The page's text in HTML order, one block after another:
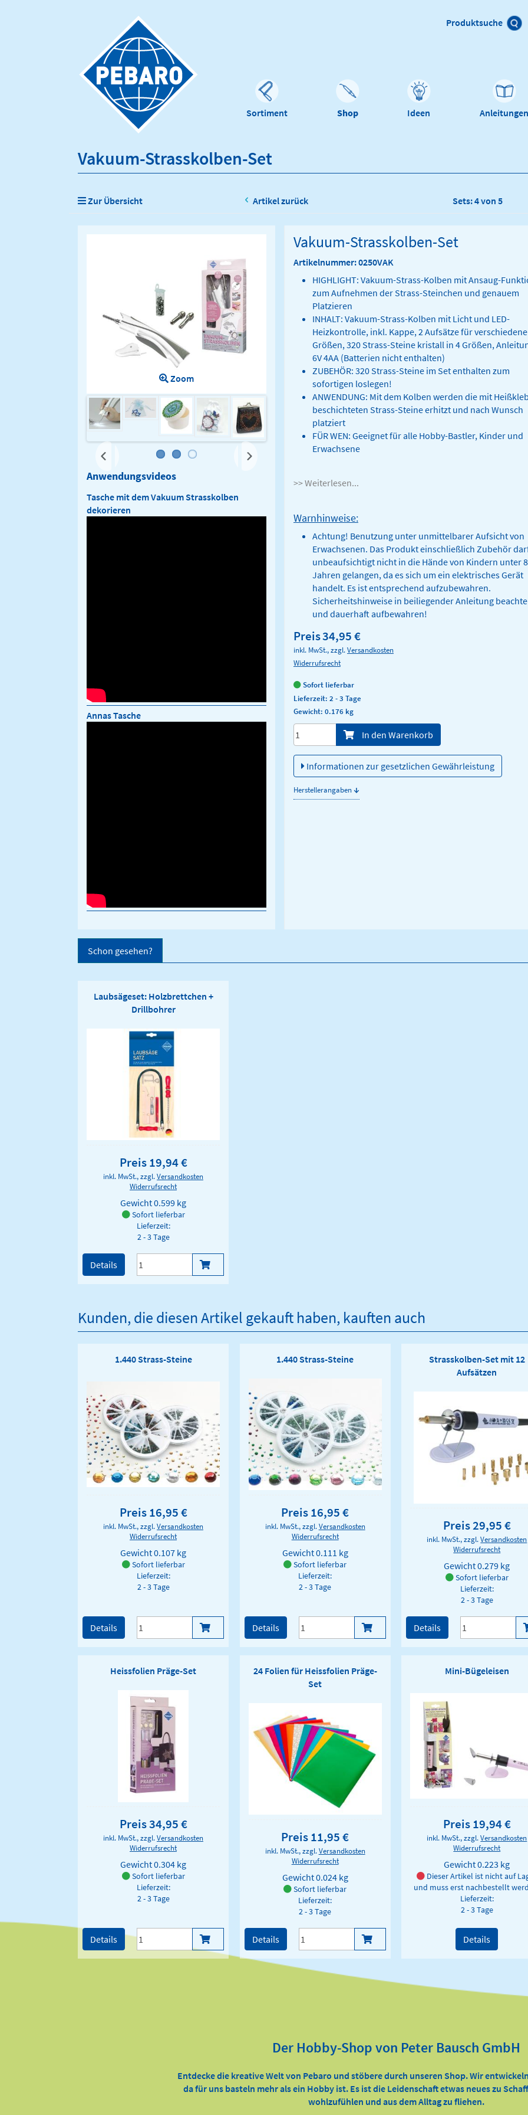
Produktsuche
Sortiment Shop Ideen
Vakuum-Strasskolben-Set
Zur Übersicht Artikel zurück Sets: 4 von 5
Zoom
Next
Anwendungsvideos
Tasche mit dem Vakuum Strasskolben
dekorieren
Annas Tasche
Vakuum-Strasskolben-Set
Artikelnummer: 0250VAK
HIGHLIGHT: Vakuum-Strass-Kolben mit Ansaug-
zum Aufnehmen der Strass-Steinchen und genauem
Platzieren
INHALT: Vakuum-Strass-Kolben mit Licht und LED-
Heizkontrolle, inkl. Kappe, 2 Aufsätze für verschiedene
Größen, 320 Strass-Steine kristall in 4 Größen,
6V 4AA (Batterien nicht enthalten)
ZUBEHÖR: 320 Strass-Steine im Set enthalten zum
sofortigen loslegen!
ANWENDUNG: Mit dem Kolben werden die mit
beschichteten Strass-Steine erhitzt und nach Wunsch
platziert
FÜR WEN: Geeignet für alle Hobby-Bastler, Kinder und
Erwachsene
>> Weiterlesen...
Warnhinweise:
Achtung! Benutzung unter unmittelbarer Aufsicht von
Erwachsenen. Das Produkt einschließlich Zubehör
unbeaufsichtigt nicht in die Hände von Kindern unter 8
Jahren gelangen, da es sich um ein elektrisches Gerät
handelt. Es ist entsprechend aufzubewahren.
Sicherheitshinweise in beiliegender Anleitung
und dauerhaft aufbewahren!
Preis34,95 €
inkl. MwSt., zzgl.Versandkosten
Widerrufsrecht
Sofort lieferbar
Lieferzeit: 2 - 3 Tage
Gewicht: 0.176 kg
Menge/Pieces In den Warenkorb
Informationen zur gesetzlichen Gewährleistung
Herstellerangaben↓
Schon gesehen?
Laubsägeset: Holzbrettchen +
Drillbohrer
Preis 19,94 €
inkl. MwSt., zzgl.Versandkosten
Widerrufsrecht
Gewicht0.599 kg
Sofort lieferbar
Lieferzeit:
2 - 3 Tage
Details
Kunden, die diesen Artikel gekauft haben, kauften auch
1.440 Strass-Steine
Preis 16,95 €
inkl. MwSt., zzgl.Versandkosten
Widerrufsrecht
Gewicht0.107 kg
Sofort lieferbar
Lieferzeit:
2 - 3 Tage
Details
1.440 Strass-Steine
Preis 16,95 €
inkl. MwSt., zzgl.Versandkosten
Widerrufsrecht
Gewicht0.111 kg
Sofort lieferbar
Lieferzeit:
2 - 3 Tage
Details
Strasskolben-Set mit 12
Aufsätzen
Preis 29,95 €
inkl. MwSt., zzgl.Versandkosten
Widerrufsrecht
Gewicht0.279 kg
Sofort lieferbar
Lieferzeit:
2 - 3 Tage
Details
Heissfolien Präge-Set
Preis 34,95 €
inkl. MwSt., zzgl.Versandkosten
Widerrufsrecht
Gewicht0.304 kg
Sofort lieferbar
Lieferzeit:
2 - 3 Tage
Details
24 Folien für Heissfolien Präge-
Set
Preis 11,95 €
inkl. MwSt., zzgl.Versandkosten
Widerrufsrecht
Gewicht0.024 kg
Sofort lieferbar
Lieferzeit:
2 - 3 Tage
Details
Mini-Bügeleisen
Preis 19,94 €
inkl. MwSt., zzgl.Versandkosten
Widerrufsrecht
Gewicht0.223 kg
Dieser Artikel ist nicht auf
und muss erst nachbestellt
Lieferzeit:
2 - 3 Tage
Details
Der Hobby-Shop von Peter Bausch GmbH
Entdecke die kreative Welt von Pebaro und stöbere durch unseren Shop. Wir
da für uns basteln mehr als ein Hobby ist. Es ist die Leidenschaft etwas neues zu
wohlzufühlen und aus dem Alltag zu fliehen.